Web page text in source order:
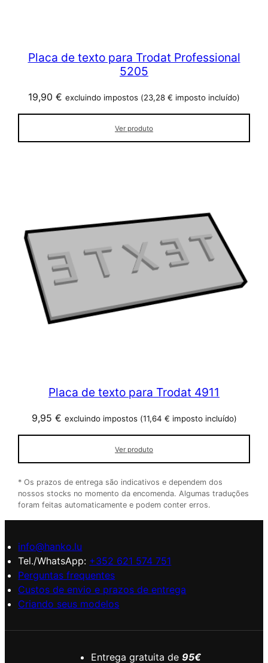
Placa de texto para Trodat Professional
5205
19,90 € excluindo impostos (23,28 € imposto incluído)
Ver produto
Placa de texto para Trodat 4911
9,95 € excluindo impostos (11,64 € imposto incluído)
Ver produto
* Os prazos de entrega são indicativos e dependem dos
nossos stocks no momento da encomenda. Algumas traduções
foram feitas automaticamente e podem conter erros.
info@hanko.lu
Tel./WhatsApp: +352 621 574 751
Perguntas frequentes
Custos de envio e prazos de entrega
Criando seus modelos
Entrega gratuita de 95€